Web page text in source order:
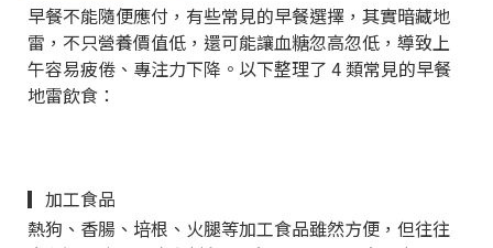
早餐不能隨便應付，有些常見的早餐選擇，其實暗藏地
雷，不只營養價值低，還可能讓血糖忽高忽低，導致上
午容易疲倦、專注力下降。以下整理了 4 類常見的早餐
地雷飲食：
▎加工食品
熱狗、香腸、培根、火腿等加工食品雖然方便，但往往